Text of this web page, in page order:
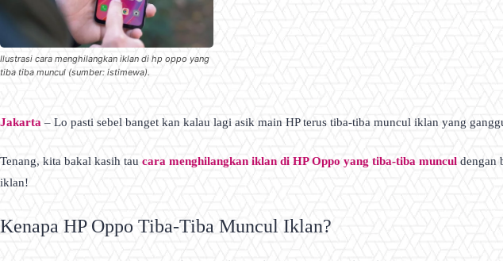
Ilustrasi cara menghilangkan iklan di hp oppo yang
tiba tiba muncul (sumber: istimewa).
Jakarta – Lo pasti sebel banget kan kalau lagi asik main HP terus tiba-tiba muncul iklan yang
Tenang, kita bakal kasih tau cara menghilangkan iklan di HP Oppo yang tiba-tiba muncul dengan
iklan!
Kenapa HP Oppo Tiba-Tiba Muncul Iklan?